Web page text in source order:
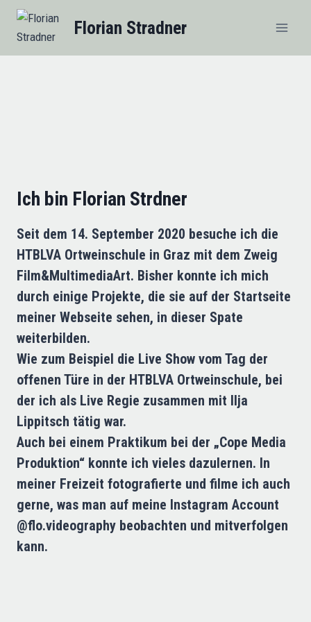
Zum
Florian Stradner
Ich bin Florian Strdner
Seit dem 14. September 2020 besuche ich die
HTBLVA Ortweinschule in Graz mit dem Zweig
Film&MultimediaArt. Bisher konnte ich mich
durch einige Projekte, die sie auf der Startseite
meiner Webseite sehen, in dieser Spate
weiterbilden.
Wie zum Beispiel die Live Show vom Tag der
offenen Türe in der HTBLVA Ortweinschule, bei
der ich als Live Regie zusammen mit Ilja
Lippitsch tätig war.
Auch bei einem Praktikum bei der „Cope Media
Produktion“ konnte ich vieles dazulernen. In
meiner Freizeit fotografierte und filme ich auch
gerne, was man auf meine Instagram Account
@flo.videography beobachten und mitverfolgen
kann.